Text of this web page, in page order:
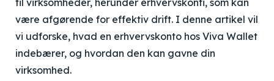
til virksomheder, herunder erhvervskonti, som kan
være afgørende for effektiv drift. I denne artikel vil
vi udforske, hvad en erhvervskonto hos Viva Wallet
indebærer, og hvordan den kan gavne din
virksomhed.